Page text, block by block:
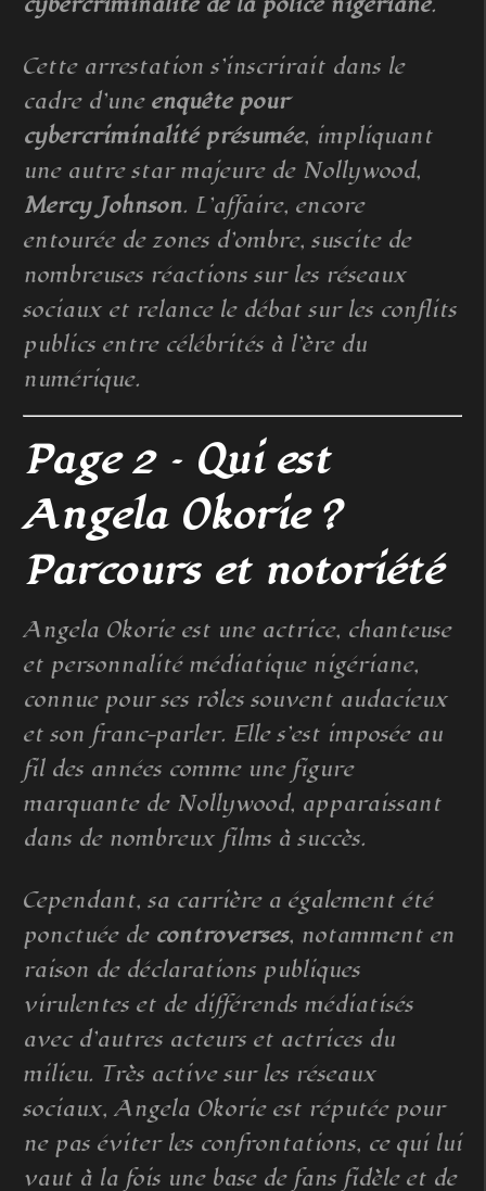
Cette arrestation s’inscrirait dans le
cadre d’une enquête pour
cybercriminalité présumée, impliquant
une autre star majeure de Nollywood,
Mercy Johnson. L’affaire, encore
entourée de zones d’ombre, suscite de
nombreuses réactions sur les réseaux
sociaux et relance le débat sur les conflits
publics entre célébrités à l’ère du
numérique.
Page 2 – Qui est
Angela Okorie ?
Parcours et notoriété
Angela Okorie est une actrice, chanteuse
et personnalité médiatique nigériane,
connue pour ses rôles souvent audacieux
et son franc-parler. Elle s’est imposée au
fil des années comme une figure
marquante de Nollywood, apparaissant
dans de nombreux films à succès.
Cependant, sa carrière a également été
ponctuée de controverses, notamment en
raison de déclarations publiques
virulentes et de différends médiatisés
avec d’autres acteurs et actrices du
milieu. Très active sur les réseaux
sociaux, Angela Okorie est réputée pour
ne pas éviter les confrontations, ce qui lui
vaut à la fois une base de fans fidèle et de